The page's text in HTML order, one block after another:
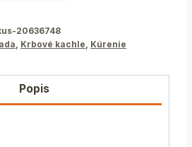
20636748
Krbové kachle Kúrenie
Popis